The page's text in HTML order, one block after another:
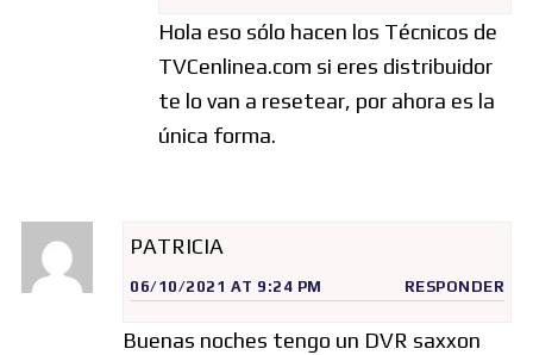
Hola eso sólo hacen los Técnicos de
TVCenlinea.com si eres distribuidor
te lo van a resetear, por ahora es la
única forma.
PATRICIA
06/10/2021 AT 9:24 PM RESPONDER
Buenas noches tengo un DVR saxxon